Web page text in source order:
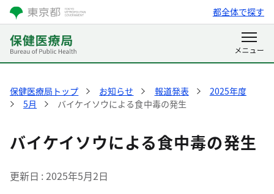
都全体で探す
保健医療局トップ お知らせ 報道発表
2025年度
5月
バイケイソウによる食中毒の発生
バイケイソウによる食中毒の発生
更新日 2025年5月2日